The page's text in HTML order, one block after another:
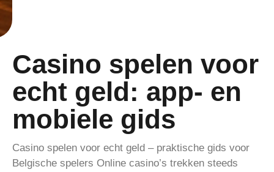
Casino spelen voor
echt geld: app‑ en
mobiele gids
Casino spelen voor echt geld – praktische gids voor
Belgische spelers Online casino’s trekken steeds